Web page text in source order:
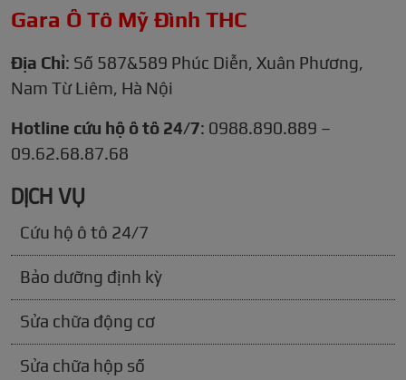
Gara Ô Tô Mỹ Đình THC
Địa Chỉ: Số 587&589 Phúc Diễn, Xuân Phương,
Nam Từ Liêm, Hà Nội
Hotline cứu hộ ô tô 24/7: 0988.890.889 –
09.62.68.87.68
DỊCH VỤ
Cứu hộ ô tô 24/7
Bảo dưỡng định kỳ
Sửa chữa động cơ
Sửa chữa hộp số